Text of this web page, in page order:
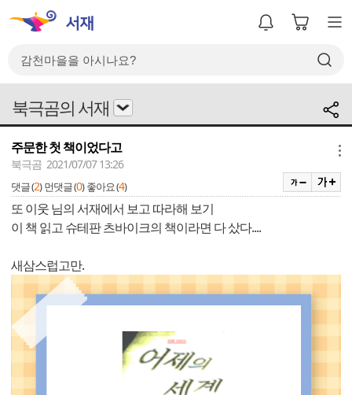
북극곰의 서재
주문한 첫 책이었다고
북극곰 2021/07/07 13:26
댓글 (2) 먼댓글 (0) 좋아요 (4)
또 이웃 님의 서재에서 보고 따라해 보기
이 책 읽고 슈테판 츠바이크의 책이라면 다 샀다....
새삼스럽고만.